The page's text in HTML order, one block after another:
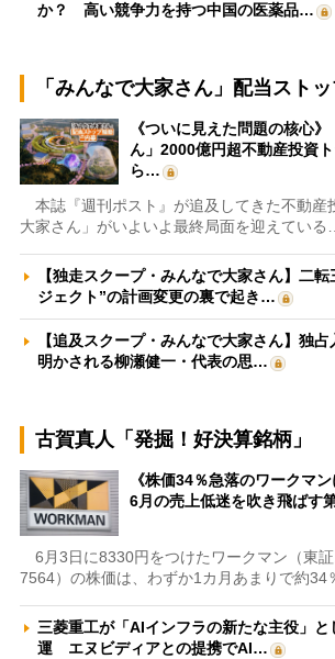
か？ 高い競争力を持つ中国の医薬品…
「みんなで大家さん」配当スト
《ついに見えた問題の核心
ん」2000億円超不動産投資
ら…
本誌『週刊ポスト』が追及してきた不動産
大家さん」がいよいよ最終局面を迎えている
【独走スクープ・みんなで大家さん】二
ジェクト”の計画変更の裏で起き…
【追及スクープ・みんなで大家さん】独
明かされる柳瀬健一・代表の思…
古賀真人「発掘！好決算銘柄」
《株価34％急落のワークマ
6月の売上低迷を吹き飛ばす
6月3日に8330円をつけたワークマン（東証
7564）の株価は、わずか1カ月あまりで約34
三菱重工が「AIインフラの新たな主役」
運 エヌビディアとの提携でAI…